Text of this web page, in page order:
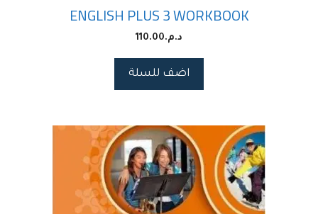
ENGLISH PLUS 3 WORKBOOK
د.م.110.00
اضف للسلة